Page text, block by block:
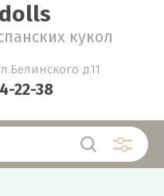
кукол
д.11
22-38